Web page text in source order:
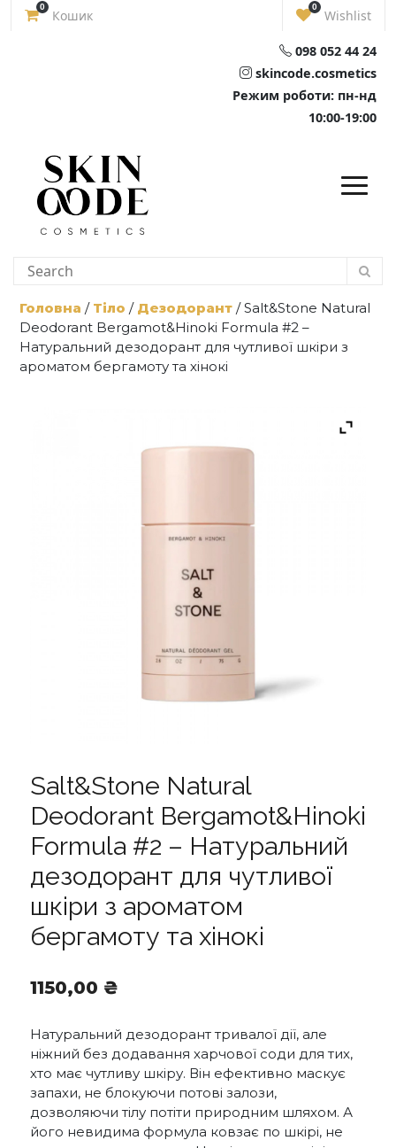
Skip
0
Кошик
0
Wishlist
098 052 44 24
skincode.cosmetics
Режим роботи: пн-нд
10:00-19:00
Головна / Тіло / Дезодорант / Salt&Stone Natural
Deodorant Bergamot&Hinoki Formula #2 –
Натуральний дезодорант для чутливої шкіри з
ароматом бергамоту та хінокі
Salt&Stone Natural
Deodorant Bergamot&Hinoki
Formula #2 – Натуральний
дезодорант для чутливої
шкіри з ароматом
бергамоту та хінокі
1150,00 ₴
Натуральний дезодорант тривалої дії, але
ніжний без додавання харчової соди для тих,
хто має чутливу шкіру. Він ефективно маскує
запахи, не блокуючи потові залози,
дозволяючи тілу потіти природним шляхом. А
його невидима формула ковзає по шкірі, не